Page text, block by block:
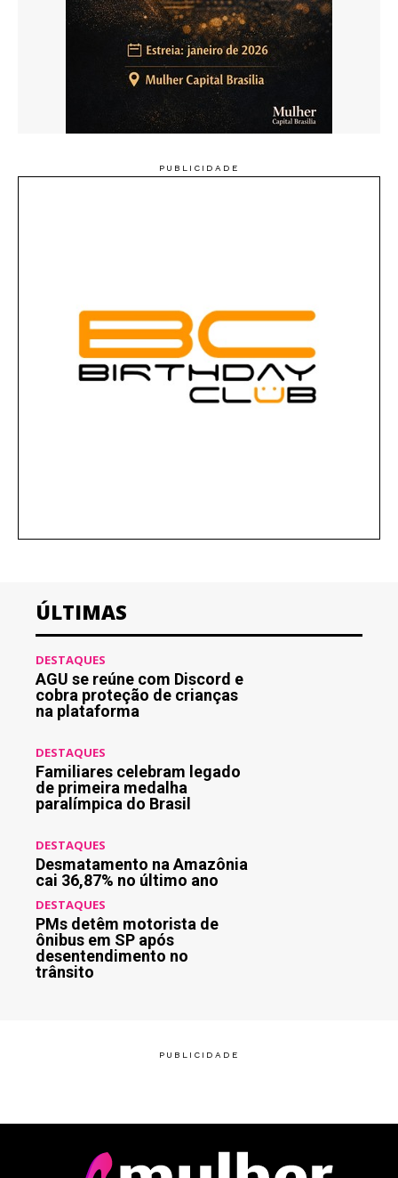
ÚLTIMAS
DESTAQUES
AGU se reúne com Discord e
cobra proteção de crianças
na plataforma
DESTAQUES
Familiares celebram legado
de primeira medalha
paralímpica do Brasil
DESTAQUES
Desmatamento na Amazônia
cai 36,87% no último ano
DESTAQUES
PMs detêm motorista de
ônibus em SP após
desentendimento no
trânsito